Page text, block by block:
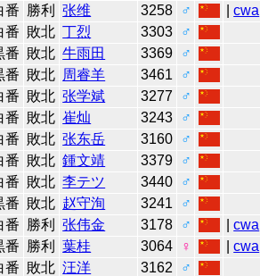
番 勝利 张维 3258 ♂ |cwa
番 敗北 丁烈 3303
♂
番 敗北 牛雨田 3369
♂
番 敗北 周睿羊 3461
♂
番 敗北 张学斌 3277
♂
番 敗北 崔灿 3243
♂
番 敗北 张东岳 3160
♂
番 敗北 鍾文靖 3379
♂
番 敗北 李テツ 3440
♂
番 敗北 赵守洵 3241
♂
番 勝利 张伟金 3178 ♂ |cwa
番 勝利 葉桂 3064 ♀ |cwa
番 敗北 汪洋 3162
♂